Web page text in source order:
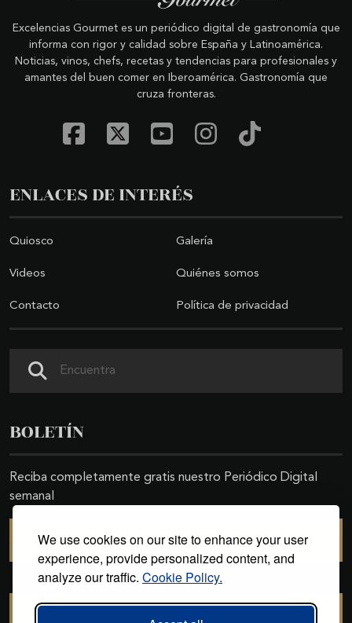
We use cookies on our site to enhance your user
experience, provide personalized content, and
analyze our traffic. Cookie Policy.
Excelencias Gourmet es un periódico digital de gastronomía que
informa con rigor y calidad sobre España y Latinoamérica.
Noticias, vinos, chefs, recetas y tendencias para profesionales y
amantes del buen comer en Iberoamérica. Gastronomía que
cruza fronteras.
ENLACES DE INTERÉS
Quiosco Galería
Videos Quiénes somos
Contacto Política de privacidad
BOLETÍN
Reciba completamente gratis nuestro Periódico Digital
semanal
SUSCRIBIRSE